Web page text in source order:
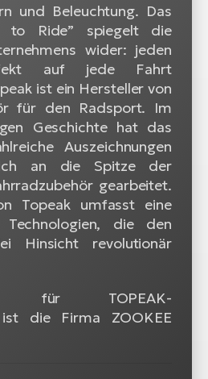
und Beleuchtung. Das
to Ride” spiegelt die
wider: jeden
auf jede Fahrt
ist ein Hersteller von
für den Radsport. Im
Geschichte hat das
Auszeichnungen
an die Spitze der
gearbeitet.
Topeak umfasst eine
Technologien, die den
Hinsicht revolutionär
für TOPEAK-
ist die Firma ZOOKEE